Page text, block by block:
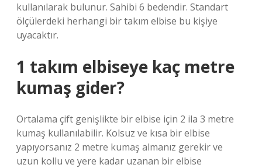
kullanılarak bulunur. Sahibi 6 bedendir. Standart
ölçülerdeki herhangi bir takım elbise bu kişiye
uyacaktır.
1 takım elbiseye kaç metre
kumaş gider?
Ortalama çift genişlikte bir elbise için 2 ila 3 metre
kumaş kullanılabilir. Kolsuz ve kısa bir elbise
yapıyorsanız 2 metre kumaş almanız gerekir ve
uzun kollu ve yere kadar uzanan bir elbise